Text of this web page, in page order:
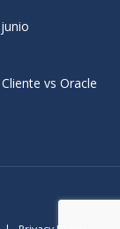
vs Oracle